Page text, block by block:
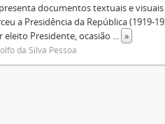
documentos textuais e
a Presidência da República (1919-
eleito Presidente, ocasião ... »
da Silva Pessoa